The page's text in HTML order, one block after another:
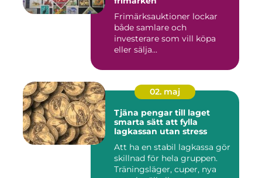
Frimärksauktioner lockar
både samlare och
investerare som vill köpa
eller sälja...
02. maj
Tjäna pengar till laget
smarta sätt att fylla
lagkassan utan stress
Att ha en stabil lagkassa gör
skillnad för hela gruppen.
Träningsläger, cuper, nya